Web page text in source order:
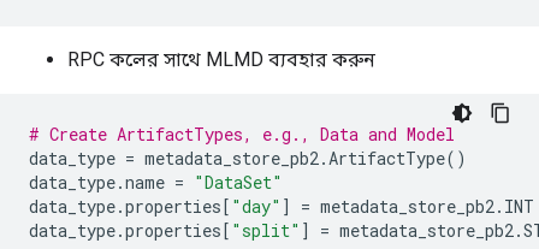
RPC কলের সাথে MLMD ব্যবহার করুন
# Create ArtifactTypes, e.g., Data and Model
data_type = metadata_store_pb2.ArtifactType()
data_type.name = "DataSet"
data_type.properties[ "day" ] = metadata_store_pb2. INT
data_type.properties[ "split" ] = metadata_store_pb2.